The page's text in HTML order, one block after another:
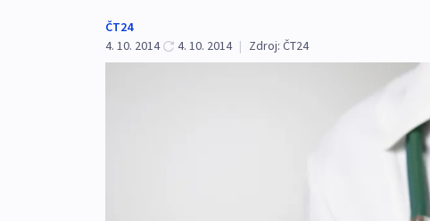
ČT24
4. 10. 2014
4. 10. 2014 | Zdroj: ČT24